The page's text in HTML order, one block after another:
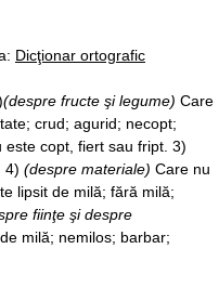
Dicţionar ortografic
(despre fructe şi legume) Care
crud; agurid; necopt;
este copt, fiert sau fript. 3)
4) (despre materiale) Care nu
lipsit de milă; fără milă;
fiinţe şi despre
milă; nemilos; barbar;